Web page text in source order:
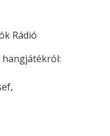
Rádió
hangjátékról: